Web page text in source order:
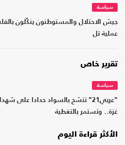
سياسة
جيش الاحتلال والمستوطنون ينكّلون
عملية تل
تقرير خاص
سياسة
"عربي21" تتشح بالسواد حدادا على
غزة.. وتستمر بالتغطية
الأكثر قراءة اليوم